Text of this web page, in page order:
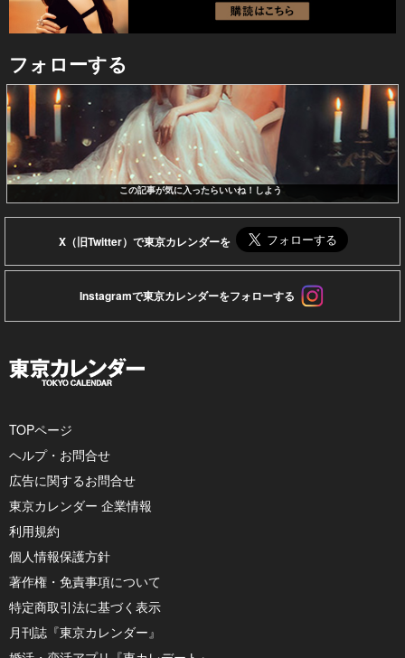
フォローする
この記事が気に入ったらいいね！しよう
X（旧Twitter）で東京カレンダーを
Instagramで東京カレンダーをフォローする
TOPページ
ヘルプ・お問合せ
広告に関するお問合せ
東京カレンダー 企業情報
利用規約
個人情報保護方針
著作権・免責事項について
特定商取引法に基づく表示
月刊誌『東京カレンダー』